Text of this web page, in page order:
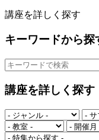
講座を詳しく探す
キーワードから探
講座を詳しく探す